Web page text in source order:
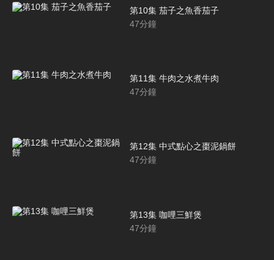
第10集 茄子之魚香茄子
47分鐘
第11集 牛肉之水煮牛肉
47分鐘
第12集 中式點心之棗泥鍋餅
47分鐘
第13集 咖哩三鮮煲
47分鐘